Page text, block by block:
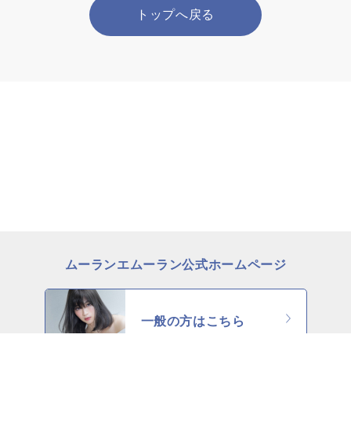
トップへ戻る
ムーランエムーラン公式ホームページ
一般の方はこちら